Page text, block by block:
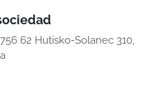
756 62 Hutisko-Solanec 310,